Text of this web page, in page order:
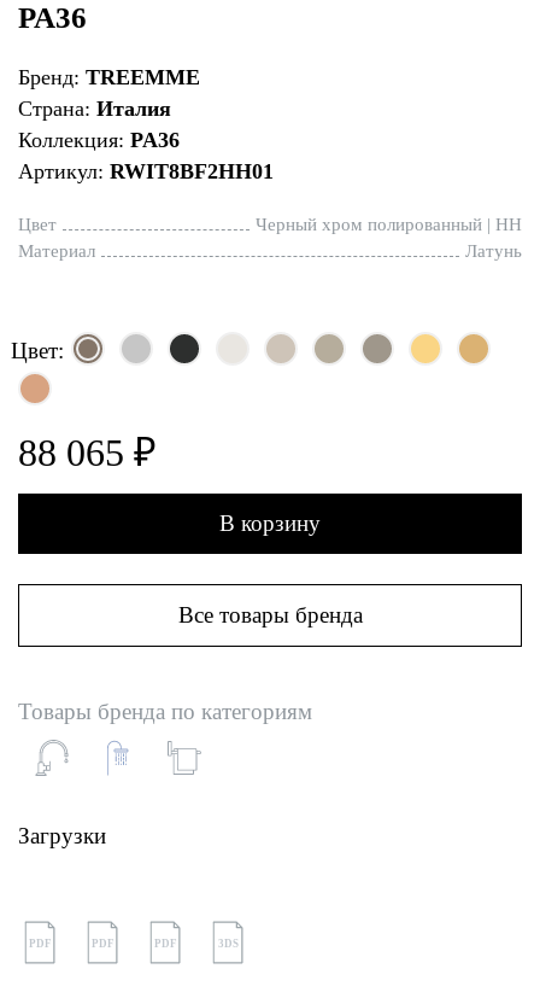
PA36
Бренд: TREEMME
Страна: Италия
Коллекция: PA36
Артикул: RWIT8BF2HH01
Цвет
Черный хром полированный | HH
Материал
Латунь
Цвет:
88 065 ₽
В корзину
Все товары бренда
Товары бренда по категориям
Загрузки
PDF PDF PDF 3DS